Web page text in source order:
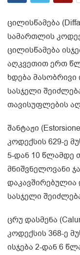
ცილისწამება
სამართლის
ცილისწამება
აღკვეთით ერთ
ხდება
სასჯელი
თავისუფლების
შანტაჟი
კოდექსის 629-ე
5-დან 10 წლამდე
მნიშვნელოვანი
დაკავშირებულია
სასჯელი
ცრუ დასმენა
კოდექსის 368-ე
ისჯება 2-დან 6